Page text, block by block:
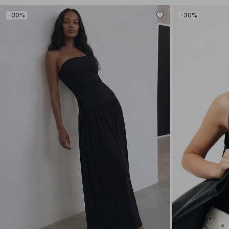
-30% -30%